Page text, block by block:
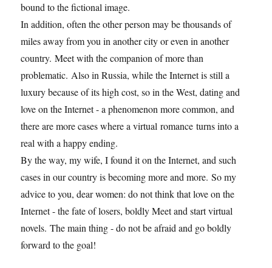
bound to the fictional image.
In addition, often the other person may be thousands of
miles away from you in another city or even in another
country. Meet with the companion of more than
problematic. Also in Russia, while the Internet is still a
luxury because of its high cost, so in the West, dating and
love on the Internet - a phenomenon more common, and
there are more cases where a virtual romance turns into a
real with a happy ending.
By the way, my wife, I found it on the Internet, and such
cases in our country is becoming more and more. So my
advice to you, dear women: do not think that love on the
Internet - the fate of losers, boldly Meet and start virtual
novels. The main thing - do not be afraid and go boldly
forward to the goal!